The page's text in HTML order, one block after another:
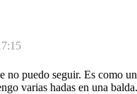
no puedo seguir. Es como
varias hadas en una